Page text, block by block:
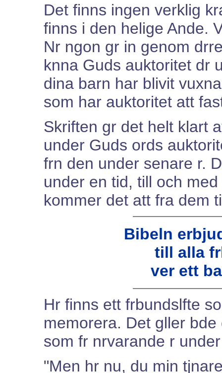
Det finns ingen verklig
finns i den helige Ande.
Nr ngon gr in genom
knna Guds auktoritet dr
dina barn har blivit
som har auktoritet att
Skriften gr det helt klart
under Guds ords
frn den under senare r.
under en tid, till och
kommer det att fra dem
Bibeln
till alla
ver ett
Hr finns ett frbundslfte
memorera. Det gller
som fr nrvarande r
"Men hr nu, du min